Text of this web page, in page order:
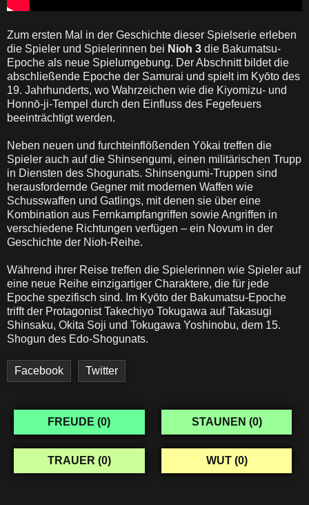
Zum ersten Mal in der Geschichte dieser Spielserie erleben
die Spieler und Spielerinnen bei Nioh 3 die Bakumatsu-
Epoche als neue Spielumgebung. Der Abschnitt bildet die
abschließende Epoche der Samurai und spielt im Kyōto des
19. Jahrhunderts, wo Wahrzeichen wie die Kiyomizu- und
Honnō-ji-Tempel durch den Einfluss des Fegefeuers
beeinträchtigt werden.
Neben neuen und furchteinflößenden Yōkai treffen die
Spieler auch auf die Shinsengumi, einen militärischen Trupp
in Diensten des Shogunats. Shinsengumi-Truppen sind
herausfordernde Gegner mit modernen Waffen wie
Schusswaffen und Gatlings, mit denen sie über eine
Kombination aus Fernkampfangriffen sowie Angriffen in
verschiedene Richtungen verfügen – ein Novum in der
Geschichte der Nioh-Reihe.
Während ihrer Reise treffen die Spielerinnen wie Spieler auf
eine neue Reihe einzigartiger Charaktere, die für jede
Epoche spezifisch sind. Im Kyōto der Bakumatsu-Epoche
trifft der Protagonist Takechiyo Tokugawa auf Takasugi
Shinsaku, Okita Soji und Tokugawa Yoshinobu, dem 15.
Shogun des Edo-Shogunats.
Facebook Twitter
FREUDE (0) STAUNEN (0)
TRAUER (0) WUT (0)